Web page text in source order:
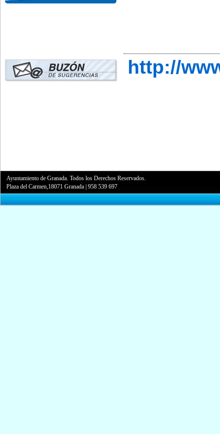
http://
Ayuntamiento de Granada. Todos los Derechos Reservados.
Plaza del Carmen,18071 Granada |958 539 697